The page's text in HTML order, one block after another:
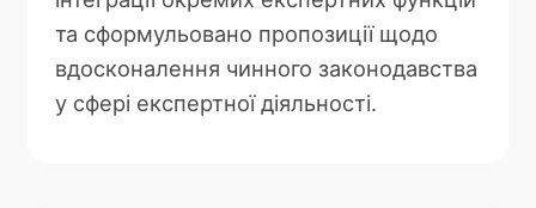
та сформульовано пропозиції щодо
вдосконалення чинного законодавства
у сфері експертної діяльності.